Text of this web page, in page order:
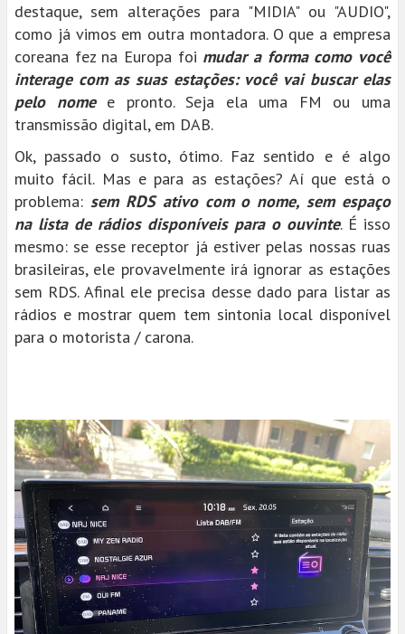
destaque, sem alterações para "MIDIA" ou "AUDIO",
como já vimos em outra montadora. O que a empresa
coreana fez na Europa foi mudar a forma como você
interage com as suas estações: você vai buscar elas
pelo nomee pronto. Seja ela uma FM ou uma
transmissão digital, em DAB.
Ok, passado o susto, ótimo. Faz sentido e é algo
muito fácil. Mas e para as estações? Aí que está o
problema: sem RDS ativo com o nome, sem espaço
na lista de rádios disponíveis para o ouvinte. É isso
mesmo: se esse receptor já estiver pelas nossas ruas
brasileiras, ele provavelmente irá ignorar as estações
sem RDS. Afinal ele precisa desse dado para listar as
rádios e mostrar quem tem sintonia local disponível
para o motorista / carona.